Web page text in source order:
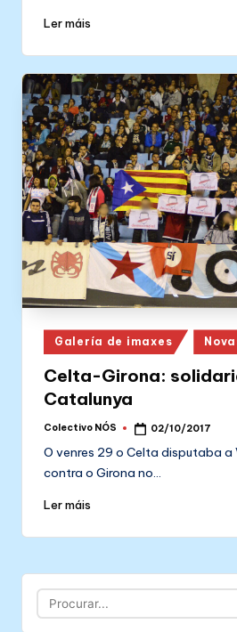
Ler máis
Posted
in
Galería de imaxes
Celta-Girona:
Catalunya
Posted
Colectivo NÓS 02/10/2017
O venres 29 o Celta disputaba a
contra o Girona no…
Ler máis
Buscar